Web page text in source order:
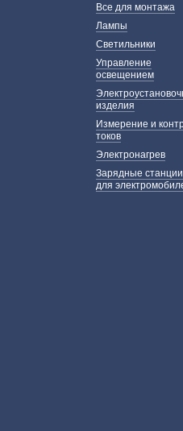
Все для монтажа
Лампы
Светильники
Управление
освещением
изделия
Измерение и
токов
Электронагрев
Зарядные станции
для